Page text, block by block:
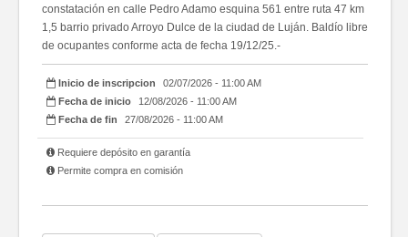
constatación en calle Pedro Adamo esquina 561 entre ruta 47 km
1,5 barrio privado Arroyo Dulce de la ciudad de Luján. Baldío libre
de ocupantes conforme acta de fecha 19/12/25.-
Inicio de inscripcion
02/07/2026 - 11:00 AM
Fecha de inicio
12/08/2026 - 11:00 AM
Fecha de fin
27/08/2026 - 11:00 AM
Requiere depósito en garantía
Permite compra en comisión